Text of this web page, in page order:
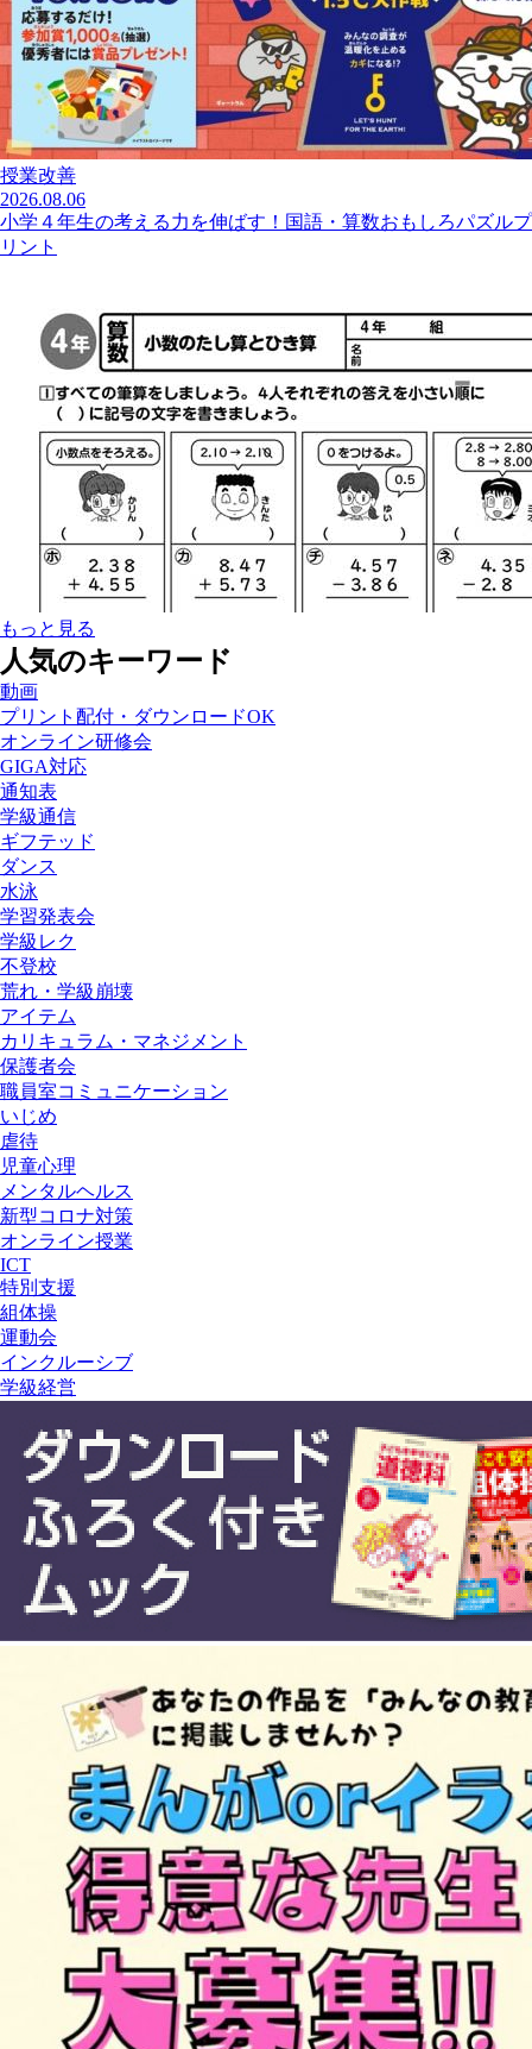
授業改善
2026.08.06
小学４年生の考える力を伸ばす！国語・算数おもしろパズルプ
リント
もっと見る
人気のキーワード
動画
プリント配付・ダウンロードOK
オンライン研修会
GIGA対応
通知表
学級通信
ギフテッド
ダンス
水泳
学習発表会
学級レク
不登校
荒れ・学級崩壊
アイテム
カリキュラム・マネジメント
保護者会
職員室コミュニケーション
いじめ
虐待
児童心理
メンタルヘルス
新型コロナ対策
オンライン授業
ICT
特別支援
組体操
運動会
インクルーシブ
学級経営